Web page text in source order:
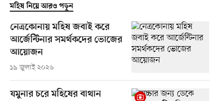
মহিষ নিয়ে আরও পড়ুন
নেত্রকোনায় মহিষ জবাই করে
আর্জেন্টিনার সমর্থকদের ভোজের
আয়োজন
১৯ জুলাই ২০২৬
যমুনার চরে মহিষের বাথান